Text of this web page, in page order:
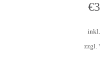
€
inkl.
zzgl.